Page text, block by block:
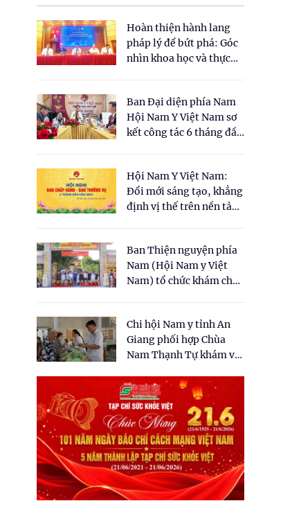
Hoàn thiện hành lang
pháp lý để bứt phá: Góc
nhìn khoa học và thực
cho Luật Y dược cổ
truyền Việt Nam"
Ban Đại diện phía Nam
Hội Nam Y Việt Nam sơ
kết công tác 6 tháng đầu
Hội Nam Y Việt Nam:
Đổi mới sáng tạo, khẳng
định vị thế trên nền tảng
Ban Thiện nguyện phía
Nam (Hội Nam y Việt
Nam) tổ chức khám chữa
dân tại xã Tân Tập
Chi hội Nam y tỉnh An
Giang phối hợp Chùa
Nam Thạnh Tự khám và
nhân dân